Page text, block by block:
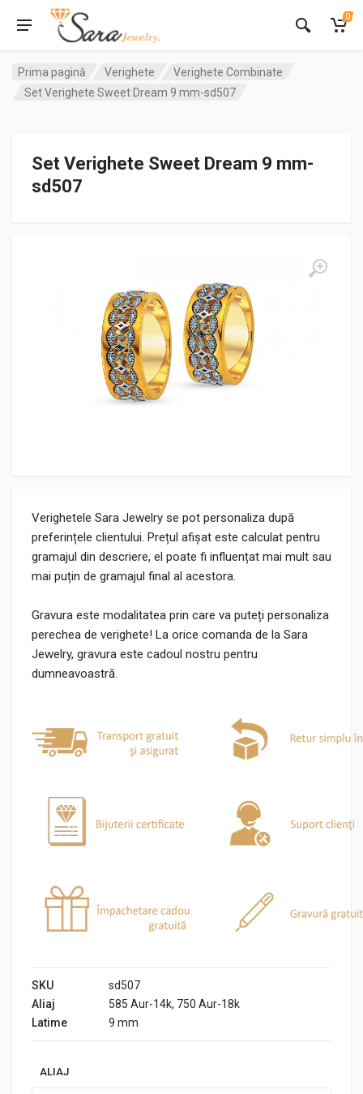
0
Prima pagină Verighete
Verighete Combinate
Set Verighete Sweet Dream 9 mm-sd507
Set Verighete Sweet Dream 9 mm-
sd507
Verighetele Sara Jewelry se pot personaliza după
preferințele clientului. Prețul afișat este calculat pentru
gramajul din descriere, el poate fi influențat mai mult sau
mai puțin de gramajul final al acestora.
Gravura este modalitatea prin care va puteți personaliza
perechea de verighete! La orice comanda de la Sara
Jewelry, gravura este cadoul nostru pentru
dumneavoastră.
SKU
sd507
Aliaj
585 Aur-14k, 750 Aur-18k
Latime
9 mm
ALIAJ